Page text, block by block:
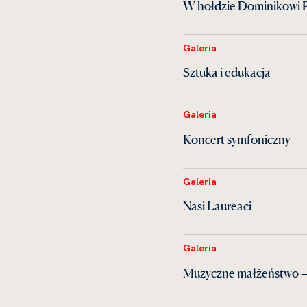
W hołdzie Dominikowi
Galeria
Sztuka i edukacja
Galeria
Koncert symfoniczny
Galeria
Nasi Laureaci
Galeria
Muzyczne małżeństwo